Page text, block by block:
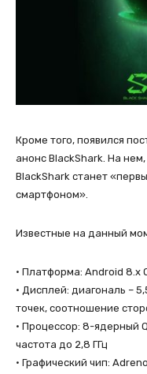
Кроме того, появился
анонс BlackShark. На
BlackShark станет
смартфоном».
Известные на данный
• Платформа: Android 8.х
• Дисплей: диагональ –
точек, соотношение
• Процессор: 8-ядерный
частота до 2,8 ГГц
• Графический чип: